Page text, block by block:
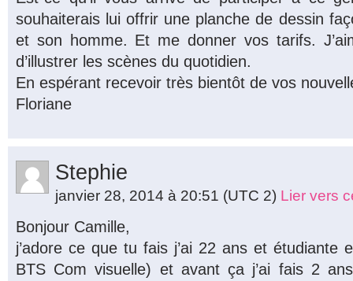
souhaiterais lui offrir une planche de dessin
et son homme. Et me donner vos tarifs.
d’illustrer les scènes du quotidien.
En espérant recevoir très bientôt de vos
Floriane
Stephie
janvier 28, 2014 à 20:51 (UTC 2) Lier vers
Bonjour Camille,
j’adore ce que tu fais j’ai 22 ans et étudiante
BTS Com visuelle) et avant ça j’ai fais 2